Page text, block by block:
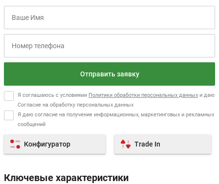
Отправить заявку
Я соглашаюсь с условиями Политики обработки персональных данных и даю
Согласие на обработку персональных данных
Я даю согласие на получение информационных, маркетинговых и рекламных
сообщений
Конфигуратор Trade In
Ключевые характеристики